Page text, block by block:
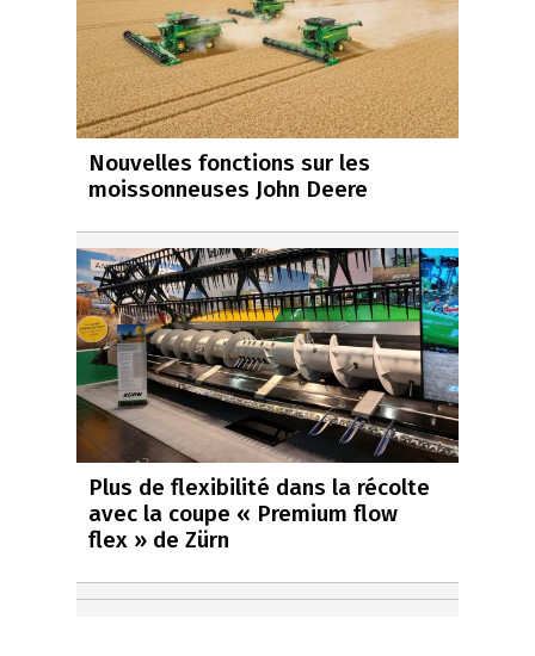
Nouvelles fonctions sur les
moissonneuses John Deere
Plus de flexibilité dans la récolte
avec la coupe « Premium flow
flex » de Zürn